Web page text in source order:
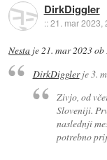
DirkDiggler
::21. mar 2023,
Nesta je21. mar 2023
DirkDigglerje3.
Zivjo, od
Sloveniji.
naslednji
potrebno